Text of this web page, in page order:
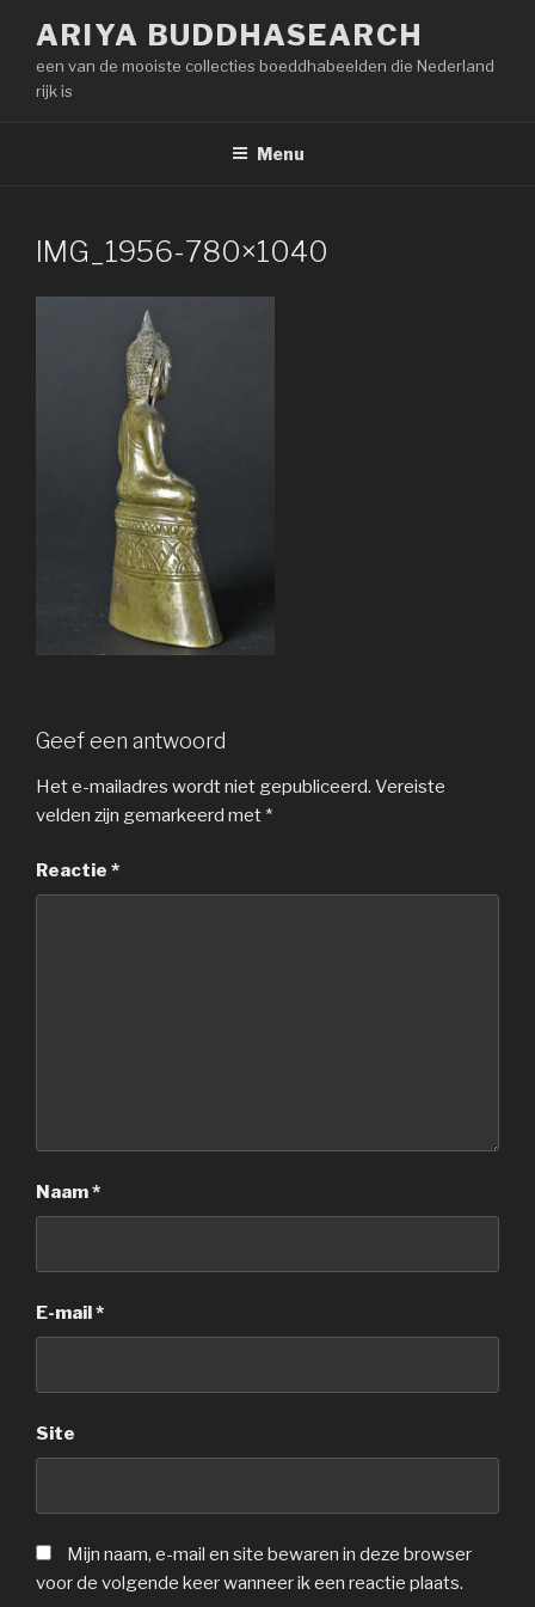
inhoud
springen
ARIYA BUDDHASEARCH
een van de mooiste collecties boeddhabeelden die Nederland
rijk is
Menu
IMG_1956-780×1040
Geef een antwoord
Het e-mailadres wordt niet gepubliceerd. Vereiste
velden zijn gemarkeerd met *
Reactie *
Naam*
E-mail*
Site
Mijn naam, e-mail en site bewaren in deze browser
voor de volgende keer wanneer ik een reactie plaats.